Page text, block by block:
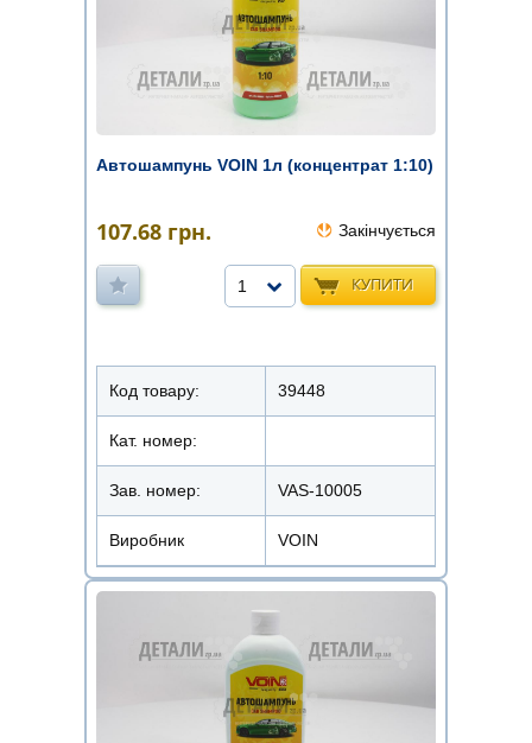
Автошампунь VOIN 1л (концентрат 1:10)
107.68 грн. Закінчується
КУПИТИ
1
Код товару: 39448
Кат. номер:
Зав. номер: VAS-10005
Виробник VOIN